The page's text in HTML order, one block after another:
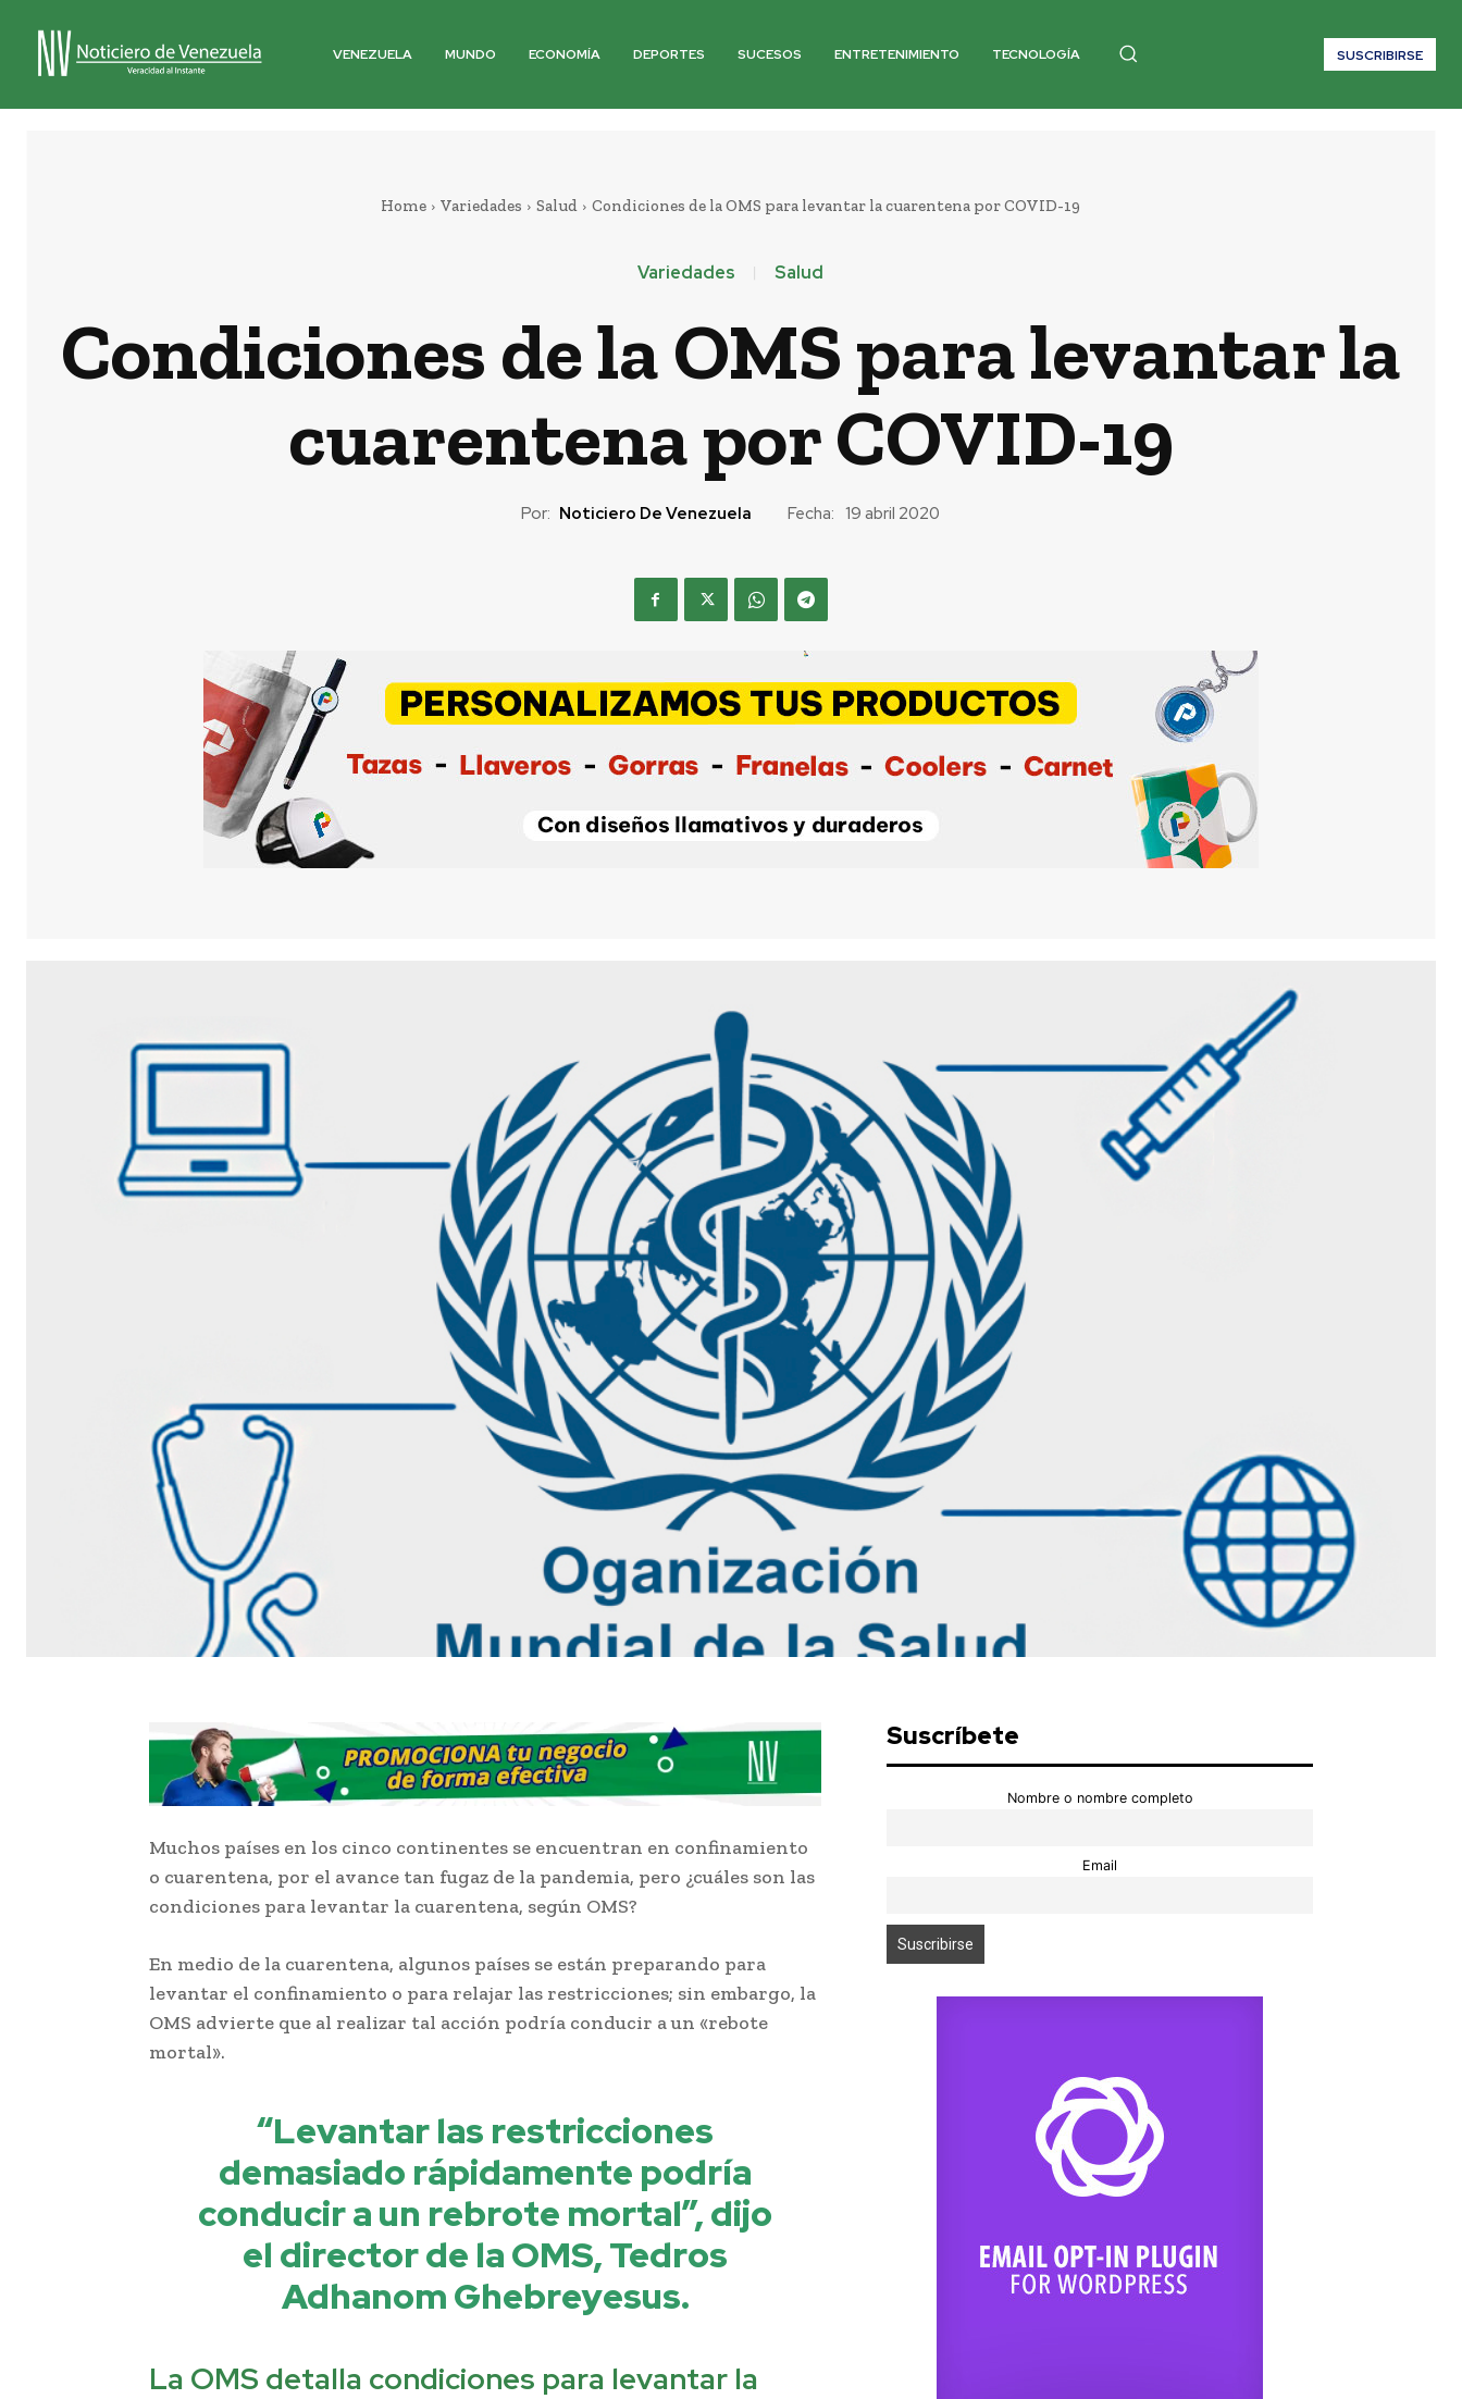
VENEZUELA MUNDO ECONOMÍA DEPORTES SUCESOS ENTRETENIMIENTO TECNOLOGÍA SUSCRIBIRSE
Home Variedades Salud Condiciones de la OMS para levantar la cuarentena por COVID-19
Variedades Salud
Condiciones de la OMS para levantar la
cuarentena por COVID-19
Por: Noticiero De Venezuela Fecha: 19 abril 2020
Muchos países en los cinco continentes se encuentran en confinamiento
o cuarentena, por el avance tan fugaz de la pandemia, pero ¿cuáles son las
condiciones para levantar la cuarentena, según OMS?
En medio de la cuarentena, algunos países se están preparando para
levantar el confinamiento o para relajar las restricciones; sin embargo, la
OMS advierte que al realizar tal acción podría conducir a un «rebote
mortal».
“Levantar las restricciones
demasiado rápidamente podría
conducir a un rebrote mortal”, dijo
el director de la OMS, Tedros
Adhanom Ghebreyesus.
La OMS detalla condiciones para levantar la
Suscríbete
Nombre o nombre completo
Email